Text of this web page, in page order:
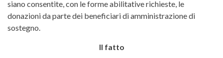
siano consentite, con le forme abilitative richieste, le
donazioni da parte dei beneficiari di amministrazione di
sostegno.
Il fatto